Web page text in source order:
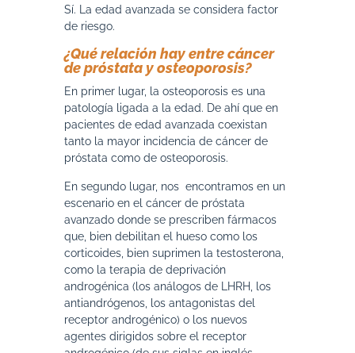
Sí. La edad avanzada se considera factor
de riesgo.
¿Qué relación hay entre cáncer
de próstata y osteoporosis?
En primer lugar, la osteoporosis es una
patología ligada a la edad. De ahí que en
pacientes de edad avanzada coexistan
tanto la mayor incidencia de cáncer de
próstata como de osteoporosis.
En segundo lugar, nos encontramos en un
escenario en el cáncer de próstata
avanzado donde se prescriben fármacos
que, bien debilitan el hueso como los
corticoides, bien suprimen la testosterona,
como la terapia de deprivación
androgénica (los análogos de LHRH, los
antiandrógenos, los antagonistas del
receptor androgénico) o los nuevos
agentes dirigidos sobre el receptor